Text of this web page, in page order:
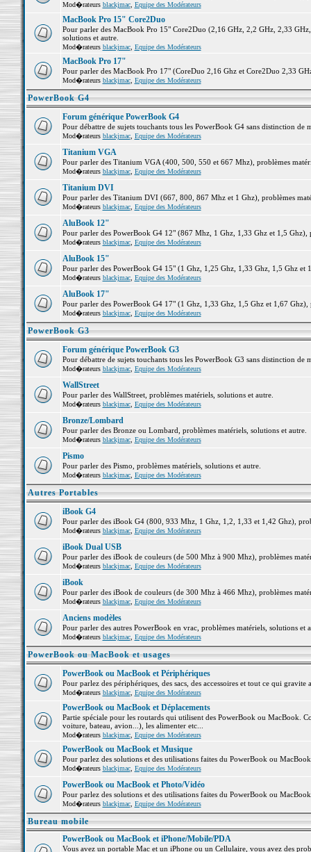
Mod�rateurs blackjmac, Equipe des Modérateurs
MacBook Pro 15" Core2Duo
Pour parler des MacBook Pro 15" Core2Duo (2,16 GHz, 2,2 GHz, 2,33
solutions et autre.
Mod�rateurs blackjmac, Equipe des Modérateurs
MacBook Pro 17"
Pour parler des MacBook Pro 17" (CoreDuo 2,16 Ghz et Core2Duo 2,33
Mod�rateurs blackjmac, Equipe des Modérateurs
PowerBook G4
Forum générique PowerBook G4
Pour débattre de sujets touchants tous les PowerBook G4 sans distinction de
Mod�rateurs blackjmac, Equipe des Modérateurs
Titanium VGA
Pour parler des Titanium VGA (400, 500, 550 et 667 Mhz), problèmes
Mod�rateurs blackjmac, Equipe des Modérateurs
Titanium DVI
Pour parler des Titanium DVI (667, 800, 867 Mhz et 1 Ghz), problèmes
Mod�rateurs blackjmac, Equipe des Modérateurs
AluBook 12"
Pour parler des PowerBook G4 12" (867 Mhz, 1 Ghz, 1,33 Ghz et 1,5 Ghz),
Mod�rateurs blackjmac, Equipe des Modérateurs
AluBook 15"
Pour parler des PowerBook G4 15" (1 Ghz, 1,25 Ghz, 1,33 Ghz, 1,5 Ghz et
Mod�rateurs blackjmac, Equipe des Modérateurs
AluBook 17"
Pour parler des PowerBook G4 17" (1 Ghz, 1,33 Ghz, 1,5 Ghz et 1,67 Ghz),
Mod�rateurs blackjmac, Equipe des Modérateurs
PowerBook G3
Forum générique PowerBook G3
Pour débattre de sujets touchants tous les PowerBook G3 sans distinction de
Mod�rateurs blackjmac, Equipe des Modérateurs
WallStreet
Pour parler des WallStreet, problèmes matériels, solutions et autre.
Mod�rateurs blackjmac, Equipe des Modérateurs
Bronze/Lombard
Pour parler des Bronze ou Lombard, problèmes matériels, solutions et autre.
Mod�rateurs blackjmac, Equipe des Modérateurs
Pismo
Pour parler des Pismo, problèmes matériels, solutions et autre.
Mod�rateurs blackjmac, Equipe des Modérateurs
Autres Portables
iBook G4
Pour parler des iBook G4 (800, 933 Mhz, 1 Ghz, 1,2, 1,33 et 1,42 Ghz),
Mod�rateurs blackjmac, Equipe des Modérateurs
iBook Dual USB
Pour parler des iBook de couleurs (de 500 Mhz à 900 Mhz), problèmes
Mod�rateurs blackjmac, Equipe des Modérateurs
iBook
Pour parler des iBook de couleurs (de 300 Mhz à 466 Mhz), problèmes
Mod�rateurs blackjmac, Equipe des Modérateurs
Anciens modèles
Pour parler des autres PowerBook en vrac, problèmes matériels, solutions et
Mod�rateurs blackjmac, Equipe des Modérateurs
PowerBook ou MacBook et usages
PowerBook ou MacBook et Périphériques
Pour parlez des périphériques, des sacs, des accessoires et tout ce qui
Mod�rateurs blackjmac, Equipe des Modérateurs
PowerBook ou MacBook et Déplacements
Partie spéciale pour les routards qui utilisent des PowerBook ou MacBook.
voiture, bateau, avion...), les alimenter etc...
Mod�rateurs blackjmac, Equipe des Modérateurs
PowerBook ou MacBook et Musique
Pour parlez des solutions et des utilisations faites du PowerBook ou
Mod�rateurs blackjmac, Equipe des Modérateurs
PowerBook ou MacBook et Photo/Vidéo
Pour parlez des solutions et des utilisations faites du PowerBook ou
Mod�rateurs blackjmac, Equipe des Modérateurs
Bureau mobile
PowerBook ou MacBook et iPhone/Mobile/PDA
Vous avez un portable Mac et un iPhone ou un Cellulaire, vous avez des